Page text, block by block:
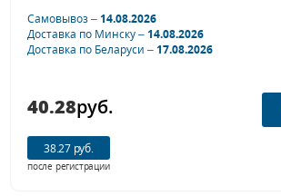
Самовывоз –14.08.2026
Доставка по Минску –14.08.2026
Доставка по Беларуси –17.08.2026
40.28руб.
38.27 руб.
после регистрации